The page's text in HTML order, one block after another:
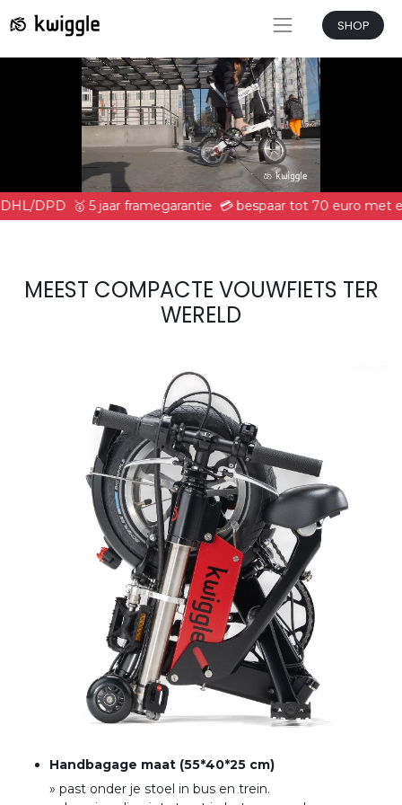
SHOP
DPD 🥇 5 jaar framegarantie 💳 bespaar tot 70 euro met
MEEST COMPACTE VOUWFIETS TER
WERELD
Handbagage maat (55*40*25 cm)
» past onder je stoel in bus en trein.